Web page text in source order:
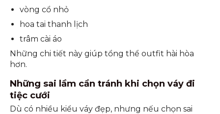
vòng cổ nhỏ
hoa tai thanh lịch
trâm cài áo
Những chi tiết này giúp tổng thể outfit hài hòa
hơn.
Những sai lầm cần tránh khi chọn váy đi
tiệc cưới
Dù có nhiều kiểu váy đẹp, nhưng nếu chọn sai